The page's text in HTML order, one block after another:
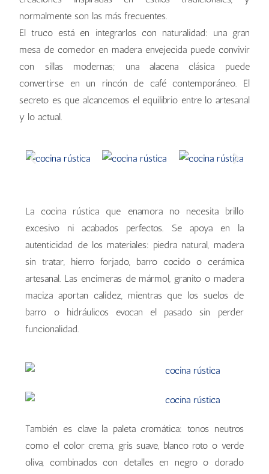
normalmente son las más frecuentes.
El truco está en integrarlos con naturalidad: una gran
mesa de comedor en madera envejecida puede convivir
con sillas modernas; una alacena clásica puede
convertirse en un rincón de café contemporáneo. El
secreto es que alcancemos el equilibrio entre lo artesanal
y lo actual.
La cocina rústica que enamora no necesita brillo
excesivo ni acabados perfectos. Se apoya en la
autenticidad de los materiales: piedra natural, madera
sin tratar, hierro forjado, barro cocido o cerámica
artesanal. Las encimeras de mármol, granito o madera
maciza aportan calidez, mientras que los suelos de
barro o hidráulicos evocan el pasado sin perder
funcionalidad.
También es clave la paleta cromática: tonos neutros
como el color crema, gris suave, blanco roto o verde
oliva, combinados con detalles en negro o dorado